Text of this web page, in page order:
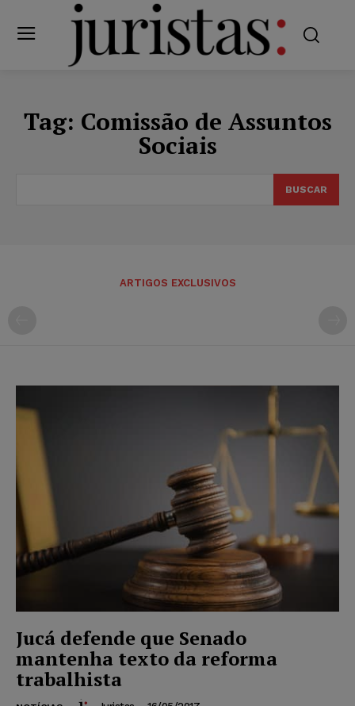
Tag: Comissão de Assuntos
Sociais
BUSCAR
ARTIGOS EXCLUSIVOS
Jucá defende que Senado
mantenha texto da reforma
trabalhista